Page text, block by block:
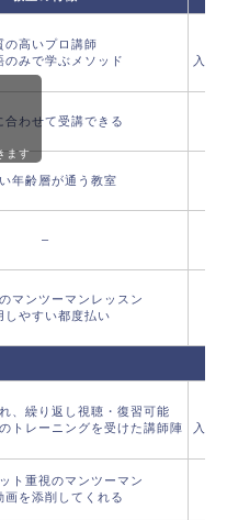
の高いプロ講師
のみで学ぶメソッド
入学
合わせて受講できる
年齢層が通う教室
–
マンツーマンレッスン
しやすい都度払い
、繰り返し視聴・復習可能
トレーニングを受けた講師陣
入学
ト重視のマンツーマン
画を添削してくれる
ます